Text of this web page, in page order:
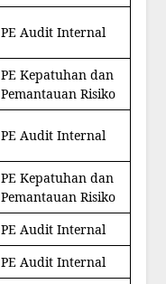
PE Audit Internal
PE Kepatuhan dan
Pemantauan Risiko
PE Audit Internal
PE Kepatuhan dan
Pemantauan Risiko
PE Audit Internal
PE Audit Internal